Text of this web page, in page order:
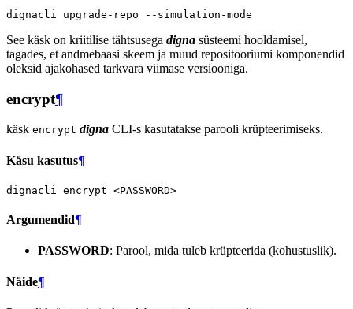
dignacli upgrade-repo
See käsk on kriitilise tähtsusega digna süsteemi hooldamisel,
tagades, et andmebaasi skeem ja muud repositooriumi komponendid
oleksid ajakohased tarkvara viimase versiooniga.
encrypt¶
käsk encrypt digna CLI-s kasutatakse parooli krüpteerimiseks.
Käsu kasutus¶
dignacli encrypt
Argumendid¶
PASSWORD: Parool, mida tuleb krüpteerida (kohustuslik).
Näide¶